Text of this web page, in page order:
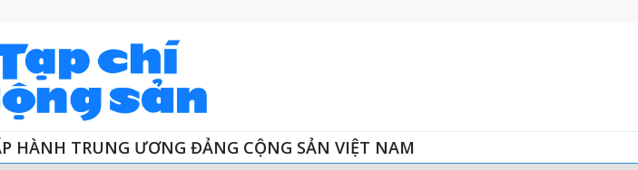
HÀNH TRUNG ƯƠNG ĐẢNG CỘNG SẢN VIỆT NAM